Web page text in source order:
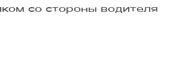
со стороны водителя